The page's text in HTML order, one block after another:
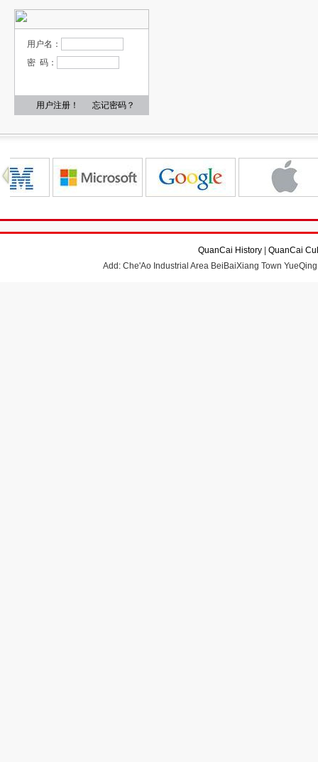
用户名：
密 码：
用户注册！ 忘记密码？
QuanCai History
QuanCai
Add: Che'Ao Industrial Area BeiBaiXiang Town